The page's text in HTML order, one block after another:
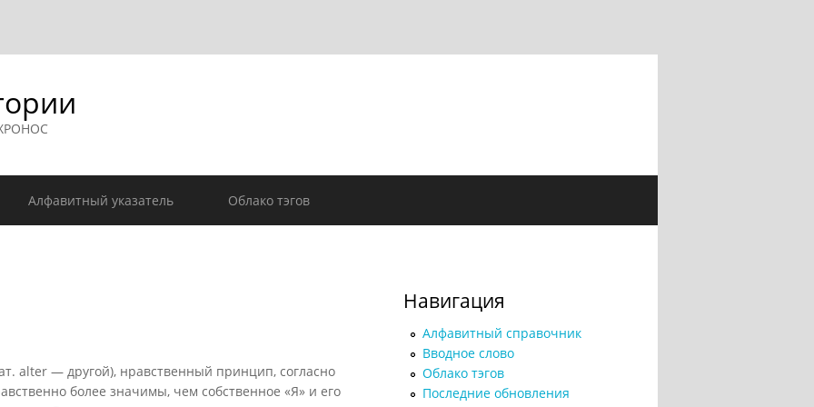
Алфавитный указатель Облако тэгов
alter — другой), нравственный принцип, согласно
более значимы, чем собственное «Я» и его
Навигация
Алфавитный справочник
Вводное слово
Облако тэгов
Последние обновления